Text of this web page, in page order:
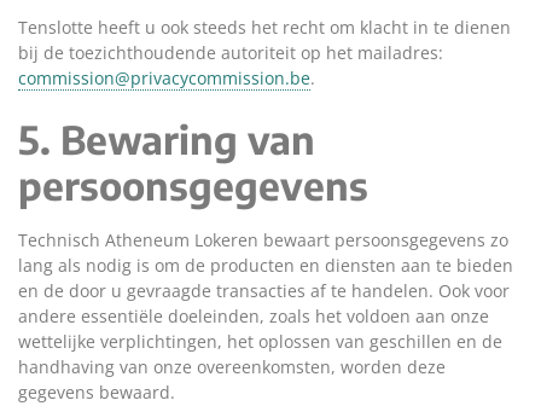
Tenslotte heeft u ook steeds het recht om klacht in te dienen
bij de toezichthoudende autoriteit op het mailadres:
commission@privacycommission.be.
5. Bewaring van
persoonsgegevens
Technisch Atheneum Lokeren bewaart persoonsgegevens zo
lang als nodig is om de producten en diensten aan te bieden
en de door u gevraagde transacties af te handelen. Ook voor
andere essentiële doeleinden, zoals het voldoen aan onze
wettelijke verplichtingen, het oplossen van geschillen en de
handhaving van onze overeenkomsten, worden deze
gegevens bewaard.